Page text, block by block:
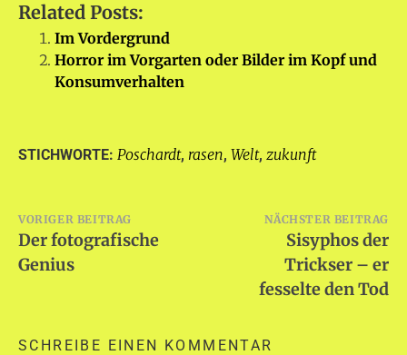
Related Posts:
Im Vordergrund
Horror im Vorgarten oder Bilder im Kopf und
Konsumverhalten
STICHWORTE: Poschardt, rasen, Welt, zukunft
Beitragsnavigation
VORIGER BEITRAG
Der fotografische
Genius
NÄCHSTER BEITRAG
Sisyphos der
Trickser – er
fesselte den Tod
SCHREIBE EINEN KOMMENTAR